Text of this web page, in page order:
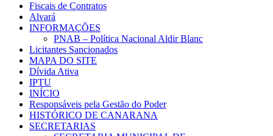
Fiscais de Contratos
Alvará
INFORMAÇÕES
PNAB – Política Nacional Aldir Blanc
Licitantes Sancionados
MAPA DO SITE
Dívida Ativa
IPTU
INÍCIO
Responsáveis pela Gestão do Poder
HISTÓRICO DE CANARANA
SECRETARIAS